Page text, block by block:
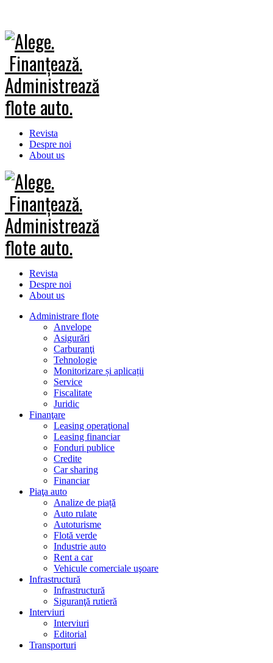
Revista
Despre noi
About us
Revista
Despre noi
About us
Administrare flote
Anvelope
Asigurări
Carburanţi
Tehnologie
Monitorizare și aplicații
Service
Fiscalitate
Juridic
Finanţare
Leasing operaţional
Leasing financiar
Fonduri publice
Credite
Car sharing
Financiar
Piaţa auto
Analize de piață
Auto rulate
Autoturisme
Flotă verde
Industrie auto
Rent a car
Vehicule comerciale uşoare
Infrastructură
Infrastructură
Siguranţă rutieră
Interviuri
Interviuri
Editorial
Transporturi